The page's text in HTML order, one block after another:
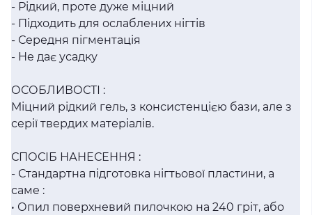
- Рідкий, проте дуже міцний
- Підходить для ослаблених нігтів
- Середня пігментація
- Не дає усадку
ОСОБЛИВОСТІ :
Міцний рідкий гель, з консистенцією бази, але з
серії твердих матеріалів.
СПОСІБ НАНЕСЕННЯ :
- Стандартна підготовка нігтьової пластини, а
саме :
• Опил поверхневий пилочкою на 240 гріт, або